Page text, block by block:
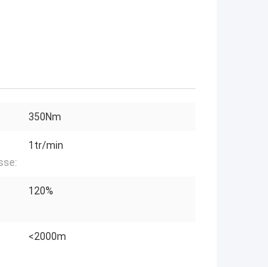
350Nm
1tr/min
120%
<2000m